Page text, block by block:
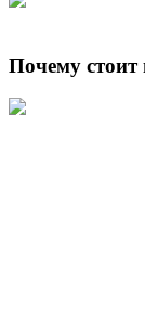
Почему стоит